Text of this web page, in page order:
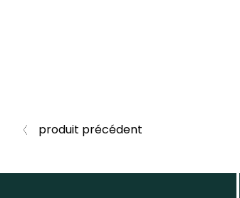
produit précédent